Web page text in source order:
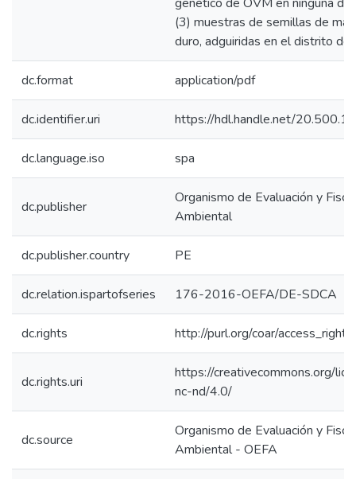
(3) muestras de semillas de
duro, adguiridas en el distrito de
dc.format application/pdf
dc.identifier.uri https://hdl.handle.net/
dc.language.iso spa
dc.publisher
Organismo de Evaluación y
Ambiental
dc.publisher.country PE
dc.relation.ispartofseries 176-2016-OEFA/DE-SDCA
dc.rights http://purl.org/coar/access_right/
dc.rights.uri
https://creativecommons.org/
nc-nd/4.0/
dc.source
Organismo de Evaluación y
Ambiental - OEFA